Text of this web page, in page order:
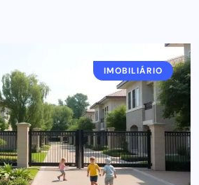
IMOBILIÁRIO